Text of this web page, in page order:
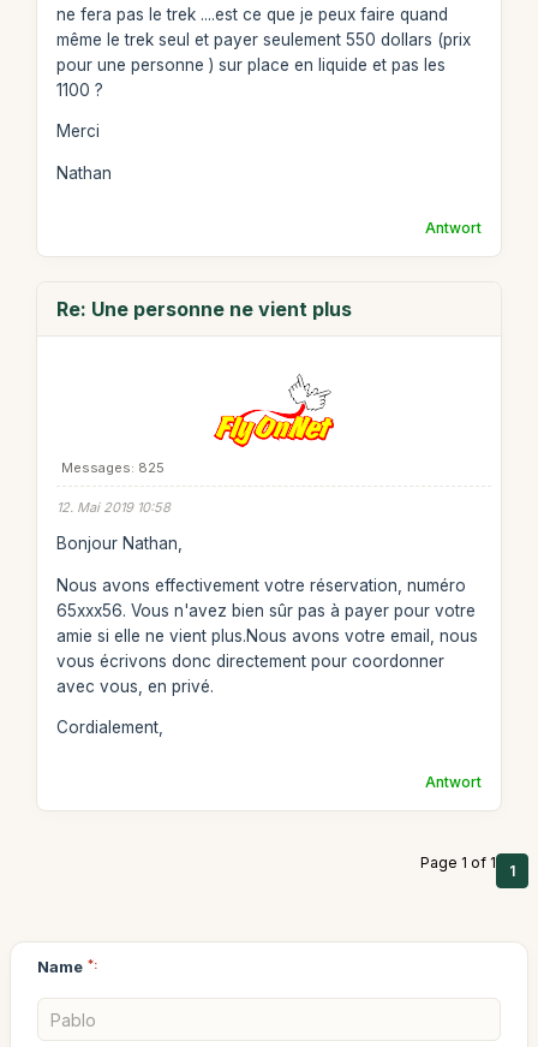
ne fera pas le trek ....est ce que je peux faire quand
même le trek seul et payer seulement 550 dollars (prix
pour une personne ) sur place en liquide et pas les
1100 ?
Merci
Nathan
Antwort
Re: Une personne ne vient plus
Messages: 825
12. Mai 2019 10:58
Bonjour Nathan,
Nous avons effectivement votre réservation, numéro
65xxx56. Vous n'avez bien sûr pas à payer pour votre
amie si elle ne vient plus.Nous avons votre email, nous
vous écrivons donc directement pour coordonner
avec vous, en privé.
Cordialement,
Antwort
Page 1 of 1 1
Name *: